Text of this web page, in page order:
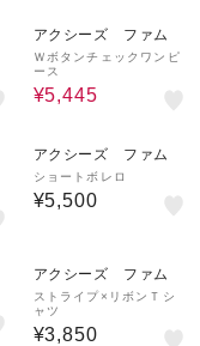
アクシーズ ファム
Ｗボタンチェックワンピ
ース
¥5,445
アクシーズ ファム
ショートボレロ
¥5,500
アクシーズ ファム
ストライプ×リボンＴシ
ャツ
¥3,850